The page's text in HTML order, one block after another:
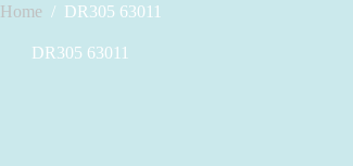
Home / DR305 63011
DR305 63011